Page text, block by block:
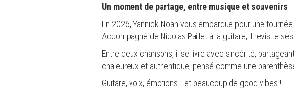
Un moment de partage, entre musique et souvenirs
En 2026, Yannick Noah vous embarque pour une
Accompagné de Nicolas Paillet à la guitare, il revisite
Entre deux chansons, il se livre avec sincérité,
chaleureux et authentique, pensé comme une
Guitare, voix, émotions… et beaucoup de good vibes !